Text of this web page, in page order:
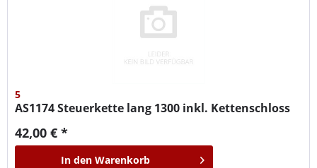
5
AS1174Steuerkette lang 1300 inkl. Kettenschloss
42,00 € *
In den Warenkorb